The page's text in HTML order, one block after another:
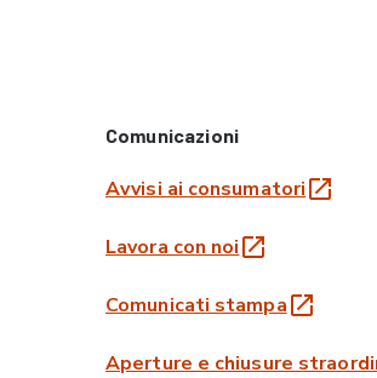
Comunicazioni
Avvisi ai consumatori
Lavora con noi
Comunicati stampa
Aperture e chiusure